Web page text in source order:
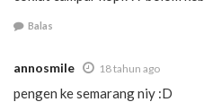
Balas
annosmile 18 tahun ago
pengen ke semarang niy :D